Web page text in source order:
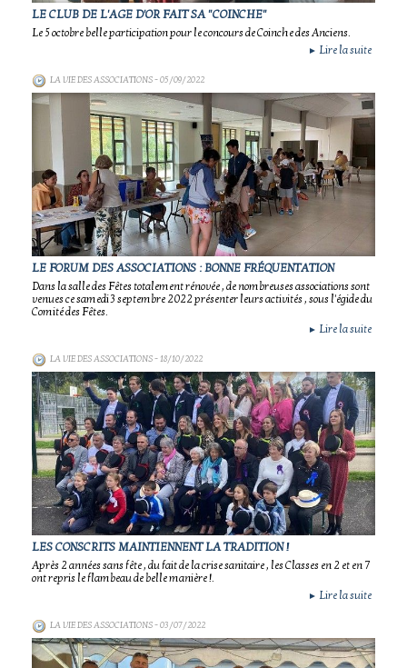
LE CLUB DE L'AGE D'OR FAIT SA "COINCHE"
Le 5 octobre belle participation pour le concours de Coinche des Anciens.
► Lire la suite
LA VIE DES ASSOCIATIONS- 05/09/2022
LE FORUM DES ASSOCIATIONS : BONNE FRÉQUENTATION
Dans la salle des Fêtes totalement rénovée , de nombreuses associations sont
venues ce samedi 3 septembre 2022 présenter leurs activités , sous l'égide du
Comité des Fêtes.
► Lire la suite
LA VIE DES ASSOCIATIONS- 18/10/2022
LES CONSCRITS MAINTIENNENT LA TRADITION !
Après 2 années sans fête , du fait de la crise sanitaire , les Classes en 2 et en 7
ont repris le flambeau de belle manière !.
► Lire la suite
LA VIE DES ASSOCIATIONS- 03/07/2022